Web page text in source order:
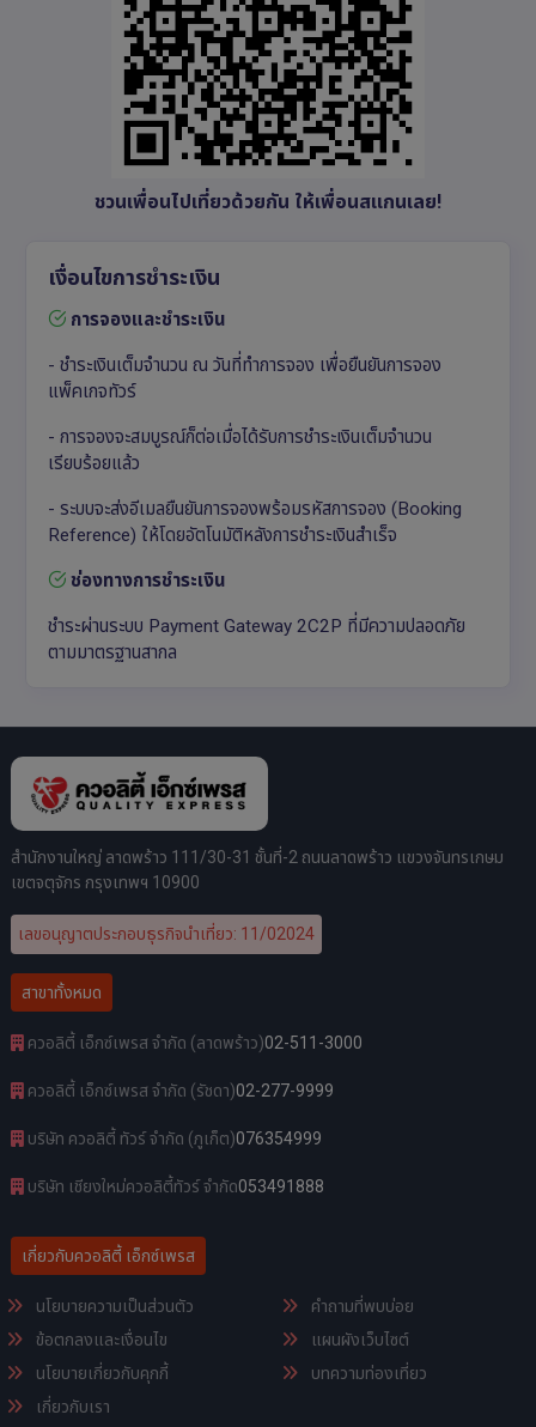
ชวนเพื่อนไปเที่ยวด้วยกัน ให้เพื่อนสแกนเลย!
เงื่อนไขการชำระเงิน
การจองและชำระเงิน
- ชำระเงินเต็มจำนวน ณ วันที่ทำการจอง เพื่อยืนยันการจอง
แพ็คเกจทัวร์
- การจองจะสมบูรณ์ก็ต่อเมื่อได้รับการชำระเงินเต็มจำนวน
เรียบร้อยแล้ว
- ระบบจะส่งอีเมลยืนยันการจองพร้อมรหัสการจอง (Booking
Reference) ให้โดยอัตโนมัติหลังการชำระเงินสำเร็จ
ช่องทางการชำระเงิน
ชำระผ่านระบบ Payment Gateway 2C2P ที่มีความปลอดภัย
ตามมาตรฐานสากล
สำนักงานใหญ่ ลาดพร้าว 111/30-31 ชั้นที่-2 ถนนลาดพร้าว แขวงจันทรเกษม
เขตจตุจักร กรุงเทพฯ 10900
เลขอนุญาตประกอบธุรกิจนำเที่ยว: 11/02024
สาขาทั้งหมด
ควอลิตี้ เอ็กซ์เพรส จำกัด (ลาดพร้าว)02-511-3000
ควอลิตี้ เอ็กซ์เพรส จำกัด (รัชดา)02-277-9999
บริษัท ควอลิตี้ ทัวร์ จำกัด (ภูเก็ต)076354999
บริษัท เชียงใหม่ควอลิตี้ทัวร์ จำกัด053491888
เกี่ยวกับควอลิตี้ เอ็กซ์เพรส
นโยบายความเป็นส่วนตัว
ข้อตกลงและเงื่อนไข
นโยบายเกี่ยวกับคุกกี้
เกี่ยวกับเรา
คำถามที่พบบ่อย
แผนผังเว็บไซต์
บทความท่องเที่ยว